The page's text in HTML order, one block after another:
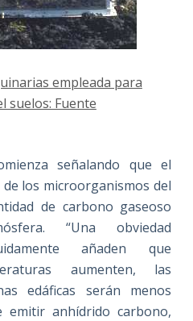
empleada para
suelos: Fuente
señalando que el
los microorganismos del
de carbono gaseoso
“Una obviedad
añaden que
aumenten, las
edáficas serán menos
anhídrido carbono,